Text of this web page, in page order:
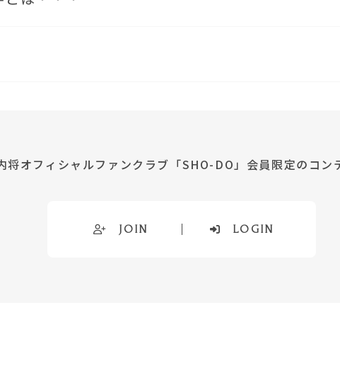
将オフィシャルファンクラブ「SHO-DO」会員限定のコン
JOIN LOGIN